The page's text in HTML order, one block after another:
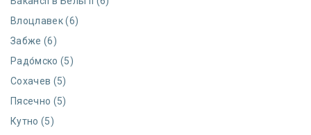
Влоцлавек (6)
Забже (6)
Радо́мско (5)
Сохачев (5)
Пясечно (5)
Кутно (5)